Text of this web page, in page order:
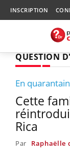
INSCRIPTION
QUESTION
En
Cette
Rica
Par Raphaëlle